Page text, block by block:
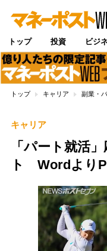
トップ 投資 ビジ
トップ キャリア 副業・
キャリア
「パート就活
ト Wordより